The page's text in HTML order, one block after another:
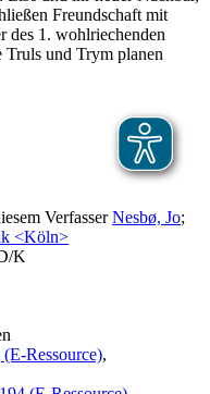
Freundschaft mit
des 1. wohlriechenden
und Trym planen
Verfasser Nesbø, Jo;
<Köln>
K
Ressource),